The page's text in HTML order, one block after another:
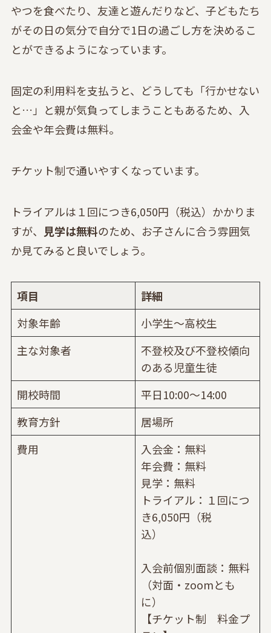
やつを食べたり、友達と遊んだりなど、子どもたち
がその日の気分で自分で1日の過ごし方を決めるこ
とができるようになっています。
固定の利用料を支払うと、どうしても「行かせない
と…」と親が気負ってしまうこともあるため、入
会金や年会費は無料。
チケット制で通いやすくなっています。
トライアルは１回につき6,050円（税込）かかりま
すが、
見学は無料のため、お子さんに合う雰囲気
か見てみると良いでしょう。
項目
詳細
対象年齢
小学生～高校生
主な対象者
不登校及び不登校傾向
のある児童生徒
開校時間
平日10:00〜14:00
教育方針
居場所
費用
入会金：無料
年会費：無料
見学：無料
トライアル：１回につ
き6,050円（税
込）
入会前個別面談：無料
（対面・zoomとも
に）
【チケット制 料金プ